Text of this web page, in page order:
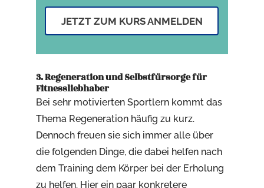
JETZT ZUM KURS ANMELDEN
3. Regeneration und Selbstfürsorge für
Fitnessliebhaber
Bei sehr motivierten Sportlern kommt das
Thema Regeneration häufig zu kurz.
Dennoch freuen sie sich immer alle über
die folgenden Dinge, die dabei helfen nach
dem Training dem Körper bei der Erholung
zu helfen. Hier ein paar konkretere